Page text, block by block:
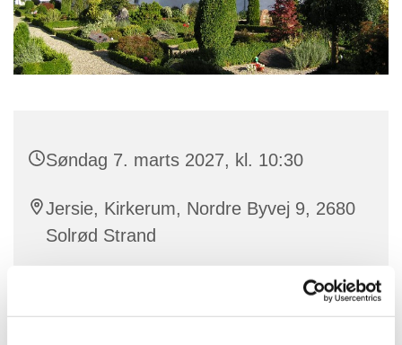
Søndag 7. marts 2027, kl. 10:30
Jersie, Kirkerum, Nordre Byvej 9, 2680
Solrød Strand